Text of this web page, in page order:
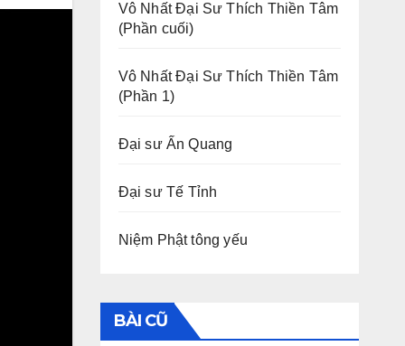
Vô Nhất Đại Sư Thích Thiền Tâm
(Phần cuối)
Vô Nhất Đại Sư Thích Thiền Tâm
(Phần 1)
Đại sư Ấn Quang
Đại sư Tế Tỉnh
Niệm Phật tông yếu
BÀI CŨ